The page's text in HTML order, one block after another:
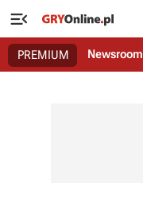

PREMIUM Newsroom